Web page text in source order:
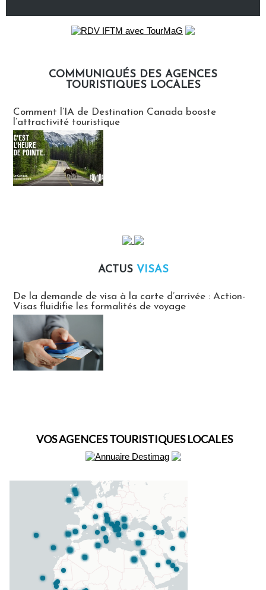
COMMUNIQUÉS DES AGENCES
TOURISTIQUES LOCALES
Comment l’IA de Destination Canada booste
l’attractivité touristique
ACTUS VISAS
De la demande de visa à la carte d’arrivée : Action-
Visas fluidifie les formalités de voyage
VOS AGENCES TOURISTIQUES LOCALES